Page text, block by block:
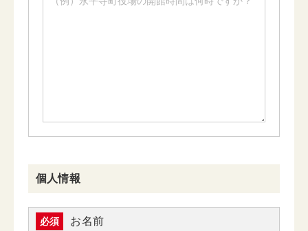
個人情報
必須 お名前